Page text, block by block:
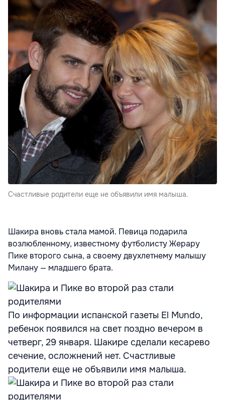
Счастливые родители еще не объявили имя малыша.
Шакира вновь стала мамой. Певица подарила
возлюбленному, известному футболисту Жерару
Пике второго сына, а своему двухлетнему малышу
Милану — младшего брата.
По информации испанской газеты El Mundo,
ребенок появился на свет поздно вечером в
четверг, 29 января. Шакире сделали кесарево
сечение, осложнений нет. Счастливые
родители еще не объявили имя малыша.